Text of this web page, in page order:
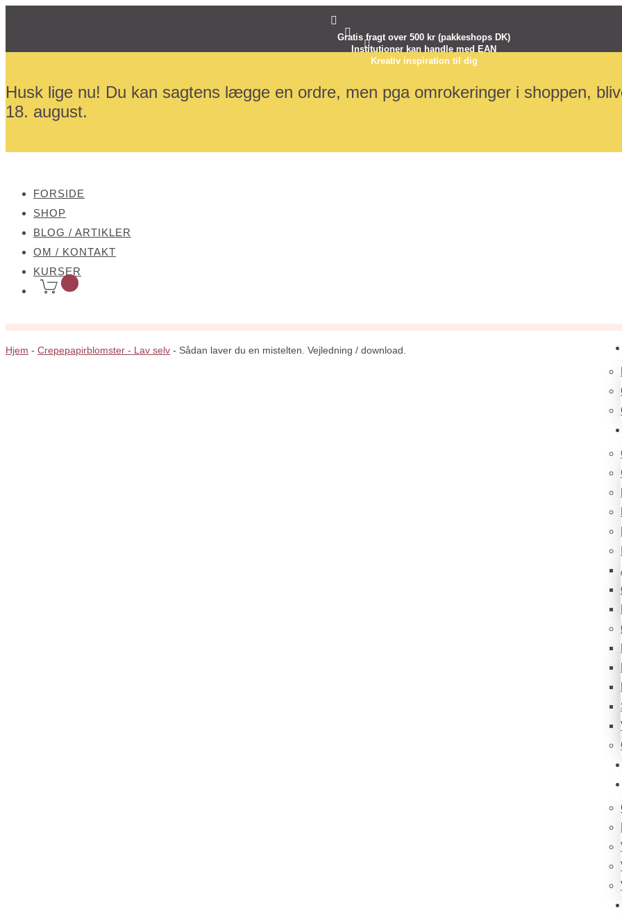

Gratis fragt over 500 kr (pakkeshops DK)

Institutioner kan handle med EAN

Kreativ inspiration til dig
Husk lige nu! Du kan sagtens lægge en ordre, men pga omrokeringer i shoppen,
18. august.
FORSIDE
SHOP
BLOG / ARTIKLER
OM / KONTAKT
KURSER
Hjem - Crepepapirblomster - Lav selv - Sådan laver du en mistelten. Vejledning / download.